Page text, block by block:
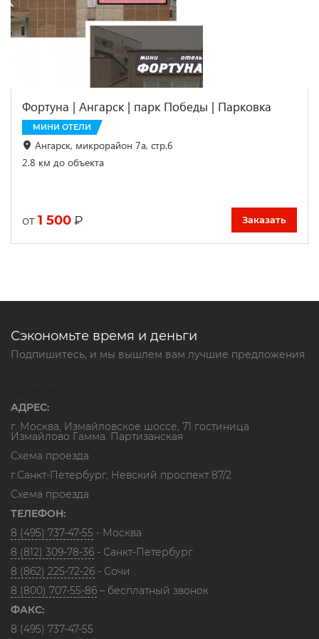
Фортуна | Ангарск | парк Победы | Парковка
МИНИ ОТЕЛИ
Ангарск, микрорайон 7а, стр.6
2.8 км до объекта
от 1 500 ₽ Заказать
Сэкономьте время и деньги
Подпишитесь, и мы вышлем вам лучшие предложения
АДРЕС:
г. Москва, Измайловское шоссе, 71 гостиница
Измайлово Гамма. Партизанская
Схема проезда
г.Санкт-Петербург, Невский проспект 87/2
Схема проезда
ТЕЛЕФОН:
8 (495) 737-47-55 - Москва
8 (812) 309-78-36 - Санкт-Петербург
8 (862) 225-72-26 - Сочи
8 (800) 707-55-86 – бесплатный звонок
ФАКС:
8 (495) 737-47-55